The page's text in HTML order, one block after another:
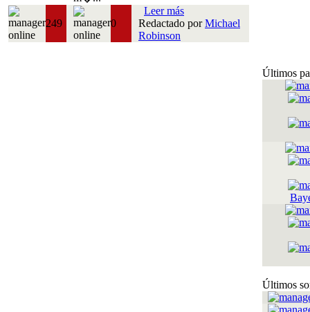
249 0
Leer más
Redactado porMichael
Robinson
Últimos
Últimos